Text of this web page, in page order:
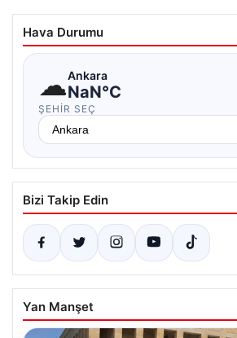
Hava Durumu
☁Ankara
NaN°C
ŞEHIR SEÇ
Bizi Takip Edin
Yan Manşet